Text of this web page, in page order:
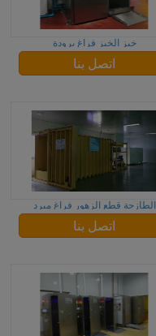
خبز الخبز فراغ برودة
اتصل بنا
الطازجة قطع الزهور فراغ مبرد
اتصل بنا